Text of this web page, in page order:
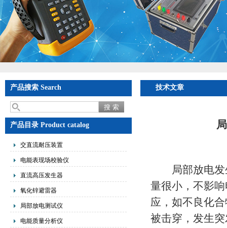
产品搜索 Search
产品目录 Product catalog
交直流耐压装置
电能表现场校验仪
直流高压发生器
氧化锌避雷器
局部放电测试仪
电能质量分析仪
技术文章
局部放电发
量很小，不影
应，如不良化
被击穿，发生